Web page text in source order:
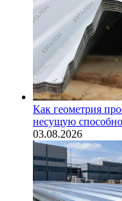
Как геометрия
несущую
03.08.2026